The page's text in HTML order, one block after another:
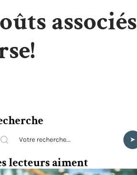
associés
lecteurs aiment